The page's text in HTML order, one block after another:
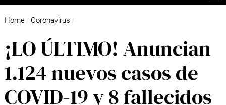
Home / Coronavirus /
¡LO ÚLTIMO! Anuncian
1.124 nuevos casos de
COVID-19 y 8 fallecidos